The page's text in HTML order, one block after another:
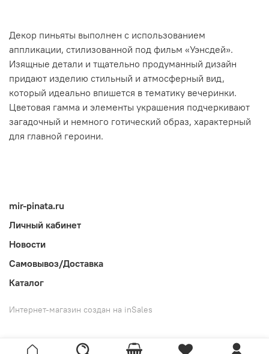
Декор пиньяты выполнен с использованием
аппликации, стилизованной под фильм «Уэнсдей».
Изящные детали и тщательно продуманный дизайн
придают изделию стильный и атмосферный вид,
который идеально впишется в тематику вечеринки.
Цветовая гамма и элементы украшения подчеркивают
загадочный и немного готический образ, характерный
для главной героини.
mir-pinata.ru
Личный кабинет
Новости
Самовывоз/Доставка
Каталог
Интернет-магазин создан на inSales